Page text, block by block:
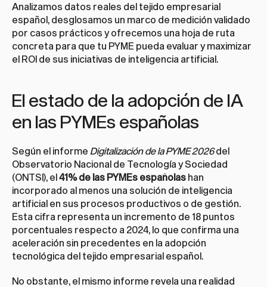
Analizamos datos reales del tejido empresarial
español, desglosamos un marco de medición validado
por casos prácticos y ofrecemos una hoja de ruta
concreta para que tu PYME pueda evaluar y maximizar
el ROI de sus iniciativas de inteligencia artificial.
El estado de la adopción de IA
en las PYMEs españolas
Según el informe Digitalización de la PYME 2026 del
Observatorio Nacional de Tecnología y Sociedad
(ONTSI), el 41% de las PYMEs españolas han
incorporado al menos una solución de inteligencia
artificial en sus procesos productivos o de gestión.
Esta cifra representa un incremento de 18 puntos
porcentuales respecto a 2024, lo que confirma una
aceleración sin precedentes en la adopción
tecnológica del tejido empresarial español.
No obstante, el mismo informe revela una realidad